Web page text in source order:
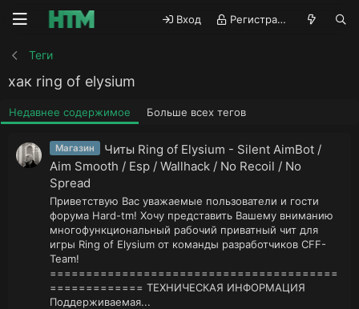
Вход Регистрация
Теги
хак ring of elysium
Недавнее содержимое Больше всех тегов
Магазин
Читы Ring of Elysium - Silent AimBot /
Aim Smooth / Esp / Wallhack / No Recoil / No
Spread
Приветствую Вас уважаемые пользователи и гости
форума Hard-tm! Хочу представить Вашему вниманию
многофункциональный рабочий приватный чит для
игры Ring of Elysium от команды разработчиков CFF-
Team!
========================================
============= ТЕХНИЧЕСКАЯ ИНФОРМАЦИЯ
Поддерживаемая...